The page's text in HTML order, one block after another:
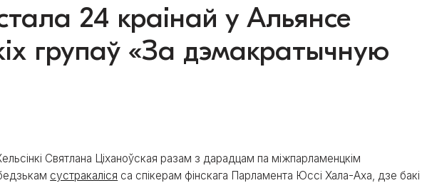
24 краінай у Альянсе
групаў «За дэмакратычную
Святлана Ціханоўская разам з дарадцам па міжпарламенцкім
сустракаліся са спікерам фінскага Парламента Юссі Хала-Аха, дзе бакі